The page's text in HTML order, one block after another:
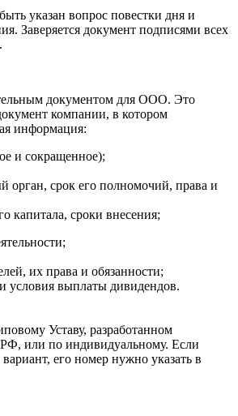
указан вопрос повестки дня и
Заверяется документ подписями всех
документом для ООО. Это
компании, в котором
информация:
и сокращенное);
орган, срок его полномочий, права и
капитала, сроки внесения;
их права и обязанности;
условия выплаты дивидендов.
Уставу, разработанном
или по индивидуальному. Если
его номер нужно указать в